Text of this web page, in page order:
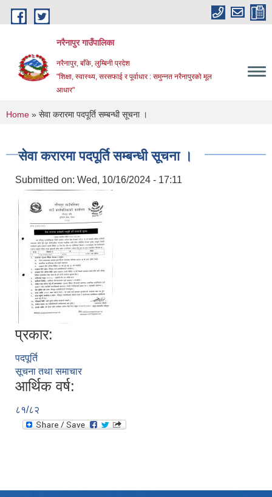
Skip to main content
नरैनापुर गाउँपालिका
नरैनापुर, बाँके, लुम्बिनी प्रदेश
"शिक्षा, स्वास्थ्य, सरसफाई र पूर्वाधार : समुन्नत नरैनापुरको मूल
आधार"
You are here
Home » सेवा करारमा पदपूर्ति सम्बन्धी सूचना ।
सेवा करारमा पदपूर्ति सम्बन्धी सूचना ।
Submitted on: Wed, 10/16/2024 - 17:11
प्रकार:
पदपूर्ति
सूचना तथा समाचार
आर्थिक वर्ष:
८१/८२